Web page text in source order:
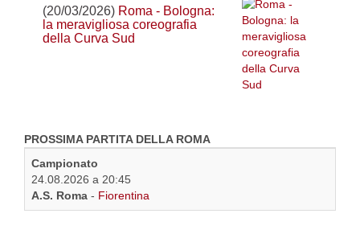
(20/03/2026) Roma - Bologna:
la meravigliosa coreografia
della Curva Sud
PROSSIMA PARTITA DELLA ROMA
Campionato
24.08.2026 a 20:45
A.S. Roma - Fiorentina